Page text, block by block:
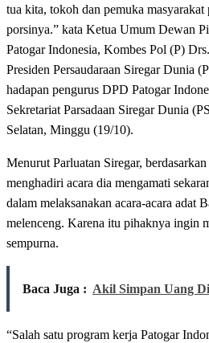
tua kita, tokoh dan pemuka masyarakat
porsinya.” kata Ketua Umum Dewan
Patogar Indonesia, Kombes Pol (P)
Presiden Persaudaraan Siregar Dunia
hadapan pengurus DPD Patogar
Sekretariat Parsadaan Siregar Dunia
Selatan, Minggu (19/10).
Menurut Parluatan Siregar,
menghadiri acara dia mengamati
dalam melaksanakan acara-acara adat
melenceng. Karena itu pihaknya ingin
sempurna.
Baca Juga : Akil Simpan Uang
“Salah satu program kerja Patogar